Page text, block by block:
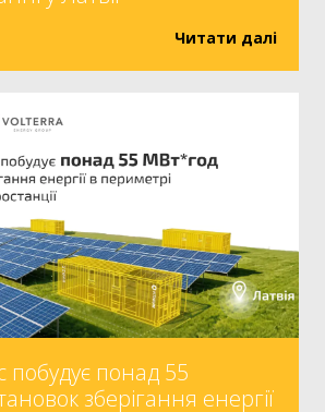
Читати далі
побудує понад 55
зберігання енергії